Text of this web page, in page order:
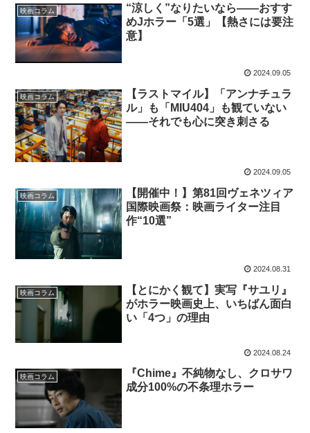
映画コラム
“涼しく”なりたいなら——おすす
めJホラー「5選」【熱さには要注
意】
2024.09.05
映画コラム
【ラストマイル】「アンナチュラ
ル」も「MIU404」も観ていない
——それでも心に突き刺さる
2024.09.05
映画コラム
【開催中！】第81回ヴェネツィア
国際映画祭：映画ライター注目
作“10選”
2024.08.31
映画コラム
【とにかく観て】実写『サユリ』
がホラー映画史上、いちばん面白
い「4つ」の理由
2024.08.24
映画コラム
『Chime』不純物なし、クロサワ
成分100%の不条理ホラー